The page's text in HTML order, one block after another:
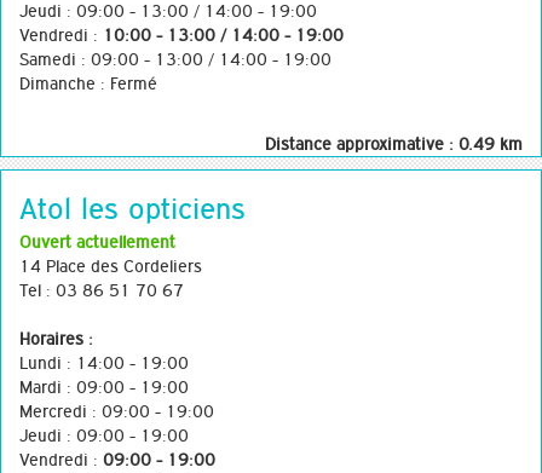
Jeudi : 09:00 - 13:00 / 14:00 - 19:00
Vendredi : 10:00 - 13:00 / 14:00 - 19:00
Samedi : 09:00 - 13:00 / 14:00 - 19:00
Dimanche : Fermé
Distance approximative : 0.49 km
Atol les opticiens
Ouvert actuellement
14 Place des Cordeliers
Tel : 03 86 51 70 67
Horaires :
Lundi : 14:00 - 19:00
Mardi : 09:00 - 19:00
Mercredi : 09:00 - 19:00
Jeudi : 09:00 - 19:00
Vendredi : 09:00 - 19:00